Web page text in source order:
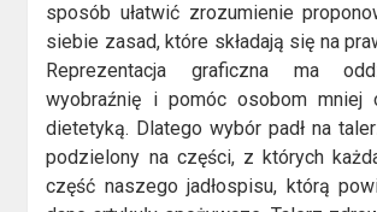
sposób ułatwić zrozumienie
siebie zasad, które składają się na
Reprezentacja graficzna ma
wyobraźnię i pomóc osobom mniej
dietetyką. Dlatego wybór padł na
podzielony na części, z których
część naszego jadłospisu, którą